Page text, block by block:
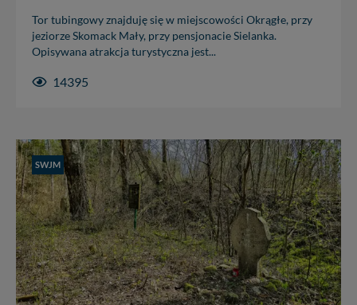
Tor tubingowy znajduję się w miejscowości Okrągłe, przy
jeziorze Skomack Mały, przy pensjonacie Sielanka.
Opisywana atrakcja turystyczna jest...
14395
SWJM